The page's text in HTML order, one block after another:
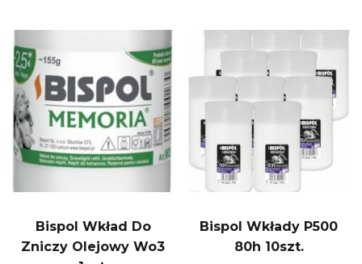
Bispol Wkład Do
Zniczy Olejowy Wo3
Bispol Wkłady P500
80h 10szt.